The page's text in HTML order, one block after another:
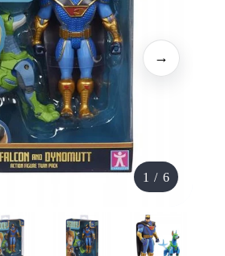
→
1 / 6